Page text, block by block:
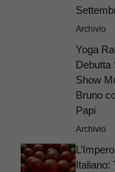
Archivio
Yoga
Debutta
Show
Bruno
Papi
Archivio
Italiano: